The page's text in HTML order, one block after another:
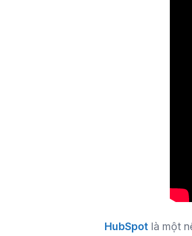
HubSpot là một